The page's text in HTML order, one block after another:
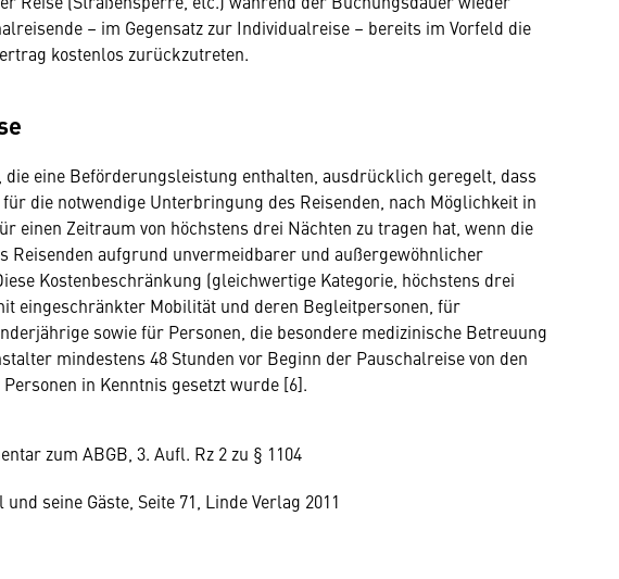
– im Gegensatz zur Individualreise – bereits im Vorfeld die
kostenlos zurückzutreten.
eine Beförderungsleistung enthalten, ausdrücklich geregelt, dass
die notwendige Unterbringung des Reisenden, nach Möglichkeit in
einen Zeitraum von höchstens drei Nächten zu tragen hat, wenn die
Reisenden aufgrund unvermeidbarer und außergewöhnlicher
Kostenbeschränkung (gleichwertige Kategorie, höchstens drei
eingeschränkter Mobilität und deren Begleitpersonen, für
sowie für Personen, die besondere medizinische Betreuung
mindestens 48 Stunden vor Beginn der Pauschalreise von den
in Kenntnis gesetzt wurde [6].
zum ABGB, 3. Aufl. Rz 2 zu § 1104
seine Gäste, Seite 71, Linde Verlag 2011